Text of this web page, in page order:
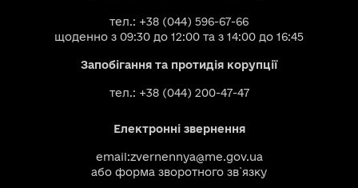
тел.: +38 (044) 596-67-66
щоденно з 09:30 до 12:00 та з 14:00 до 16:45
Запобігання та протидія корупції
тел.: +38 (044) 200-47-47
Електронні звернення
email:zvernennya@me.gov.ua
або форма зворотного зв`язку